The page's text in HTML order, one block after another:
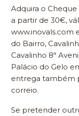
Adquira o
a partir de 30€,
www.inovals.com
do Bairro,
Cavalinho 8ª
Palácio do Gelo
entrega também
correio.
Se pretender